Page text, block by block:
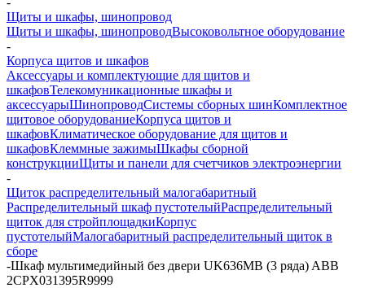
Щиты и шкафы, шинопровод
Щиты и шкафы, шинопроводВысоковольтное оборудование
-
Корпуса щитов и шкафов
Аксессуары и комплектующие для щитов и
шкафовТелекомуникационные шкафы и
аксессуарыШинопроводСистемы сборных шинКомплектное
щитовое оборудованиеКорпуса щитов и
шкафовКлиматическое оборудование для щитов и
шкафовКлеммные зажимыШкафы сборной
конструкцииЩиты и панели для счетчиков электроэнергии
-
Щиток распределительный малогабаритный
Распределительный шкаф пустотелыйРаспределительный
щиток для стройплощадкиКорпус
пустотелыйМалогабаритный распределительный щиток в
сборе
-Шкаф мультимедийный без двери UK636MB (3 ряда) ABB
2CPX031395R9999